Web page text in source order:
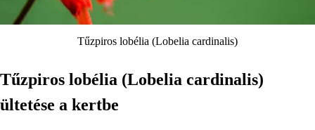
Tűzpiros lobélia (Lobelia cardinalis)
Tűzpiros lobélia (Lobelia cardinalis)
ültetése a kertbe